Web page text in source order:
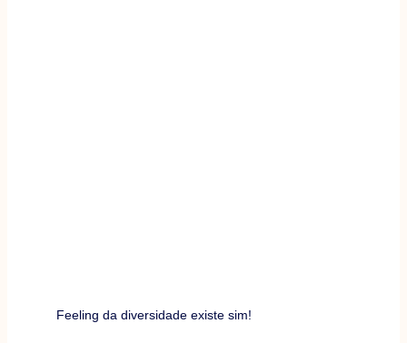
Feeling da diversidade existe sim!